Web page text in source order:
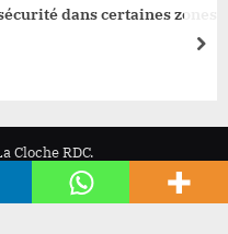
dans certaines zones
Cloche RDC.
WordPress theme